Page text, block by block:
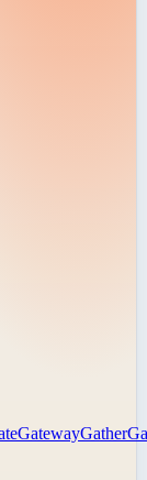
GatewayGather